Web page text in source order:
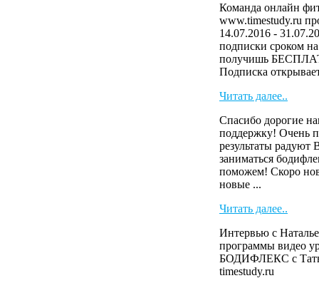
Команда онлайн
www.timestudy.ru
14.07.2016 -
подписки сроком
получишь
Подписка
Читать далее..
Спасибо дорогие
поддержку! Очень
результаты радуют
заниматься
поможем! Скоро
новые ...
Читать далее..
Интервью с
программы видео
БОДИФЛЕКС с
timestudy.ru